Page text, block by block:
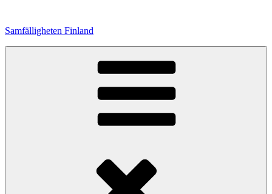
innehåll
Samfälligheten Finland